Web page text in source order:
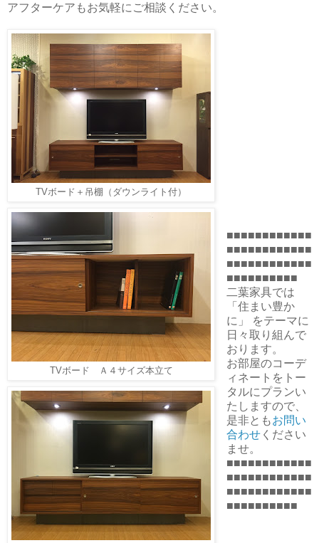
アフターケアもお気軽にご相談ください。
TVボード＋吊棚（ダウンライト付）
TVボード Ａ４サイズ本立て
■■■■■■■■■■■■
■■■■■■■■■■■■
■■■■■■■■■■■■
■■■■■■■■■■
二葉家具では
「住まい豊か
に」 をテーマに
日々取り組んで
おります。
お部屋のコーデ
ィネートをトー
タルにプランい
たしますので、
是非ともお問い
合わせください
ませ。
■■■■■■■■■■■■
■■■■■■■■■■■■
■■■■■■■■■■■■
■■■■■■■■■■